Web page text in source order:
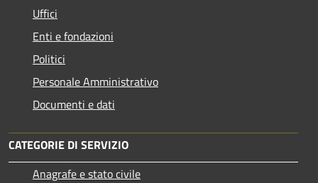
Uffici
Enti e fondazioni
Politici
Personale Amministrativo
Documenti e dati
CATEGORIE DI SERVIZIO
Anagrafe e stato civile